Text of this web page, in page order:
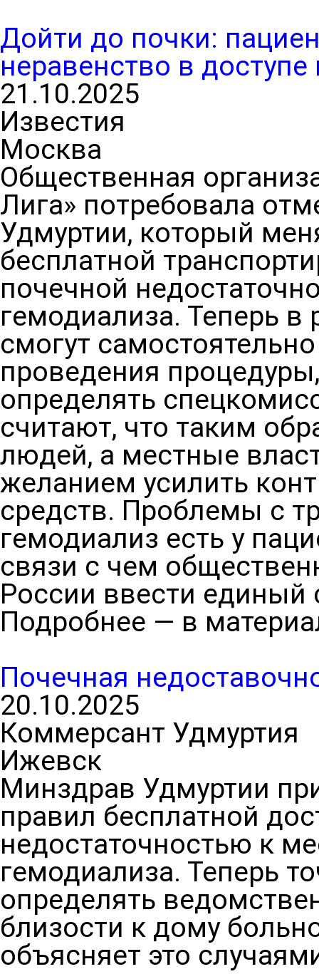
Дойти до почки:
неравенство в
21.10.2025
Известия
Москва
Общественная
Лига» потребовала
Удмуртии, который
бесплатной
почечной
гемодиализа. Теперь в
смогут
проведения
определять
считают, что таким
людей, а местные
желанием усилить
средств. Проблемы с
гемодиализ есть у
связи с чем
России ввести единый
Подробнее — в
Почечная
20.10.2025
Коммерсант Удмуртия
Ижевск
Минздрав Удмуртии
правил бесплатной
недостаточностью к
гемодиализа. Теперь
определять
близости к дому
объясняет это